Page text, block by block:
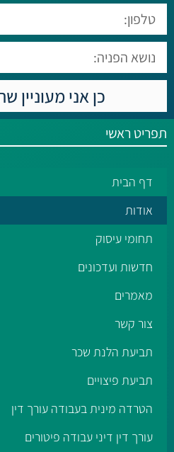
כן אני מעוניין
תפריט ראשי
דף הבית
אודות
תחומי עיסוק
חדשות ועדכונים
מאמרים
צור קשר
תביעת הלנת שכר
תביעת פיצויים
הטרדה מינית בעבודה עורך דין
עורך דין דיני עבודה פיטורים